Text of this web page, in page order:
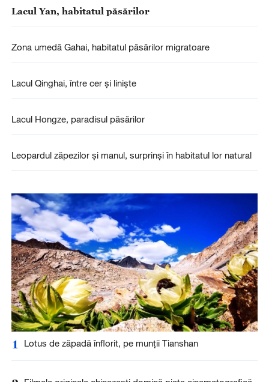
Lacul Yan, habitatul păsărilor
Zona umedă Gahai, habitatul păsărilor migratoare
Lacul Qinghai, între cer și liniște
Lacul Hongze, paradisul păsărilor
Leopardul zăpezilor și manul, surprinși în habitatul lor natural
1 Lotus de zăpadă înflorit, pe munții Tianshan